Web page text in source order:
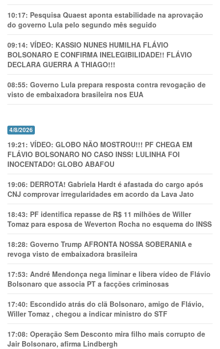
10:17: Pesquisa Quaest aponta estabilidade na aprovação
do governo Lula pelo segundo mês seguido
09:14: VÍDEO: KASSIO NUNES HUMlLHA FLÁVIO
BOLSONARO E CONFIRMA INELEGIBILIDADE!! FLÁVIO
DECLARA GUERRA A THIAGO!!!
08:55: Governo Lula prepara resposta contra revogação de
visto de embaixadora brasileira nos EUA
4/8/2026
19:21: VÍDEO: GLOBO NÃO MOSTROU!!! PF CHEGA EM
FLÁVIO BOLSONARO NO CASO INSS! LULINHA FOI
INOCENTADO! GLOBO ABAFOU
19:06: DERROTA! Gabriela Hardt é afastada do cargo após
CNJ comprovar irregularidades em acordo da Lava Jato
18:43: PF identifica repasse de R$ 11 milhões de Willer
Tomaz para esposa de Weverton Rocha no esquema do INSS
18:28: Governo Trump AFRONTA NOSSA SOBERANIA e
revoga visto de embaixadora brasileira
17:53: André Mendonça nega liminar e libera vídeo de Flávio
Bolsonaro que associa PT a facções criminosas
17:40: Escondido atrás do clã Bolsonaro, amigo de Flávio,
Willer Tomaz , chegou a indicar ministro do STF
17:08: Operação Sem Desconto mira filho mais corrupto de
Jair Bolsonaro, afirma Lindbergh